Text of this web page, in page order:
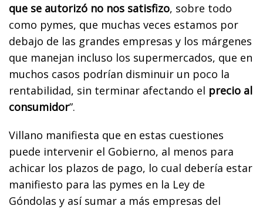
que se autorizó no nos satisfizo, sobre todo
como pymes, que muchas veces estamos por
debajo de las grandes empresas y los márgenes
que manejan incluso los supermercados, que en
muchos casos podrían disminuir un poco la
rentabilidad, sin terminar afectando el precio al
consumidor”.
Villano manifiesta que en estas cuestiones
puede intervenir el Gobierno, al menos para
achicar los plazos de pago, lo cual debería estar
manifiesto para las pymes en la Ley de
Góndolas y así sumar a más empresas del